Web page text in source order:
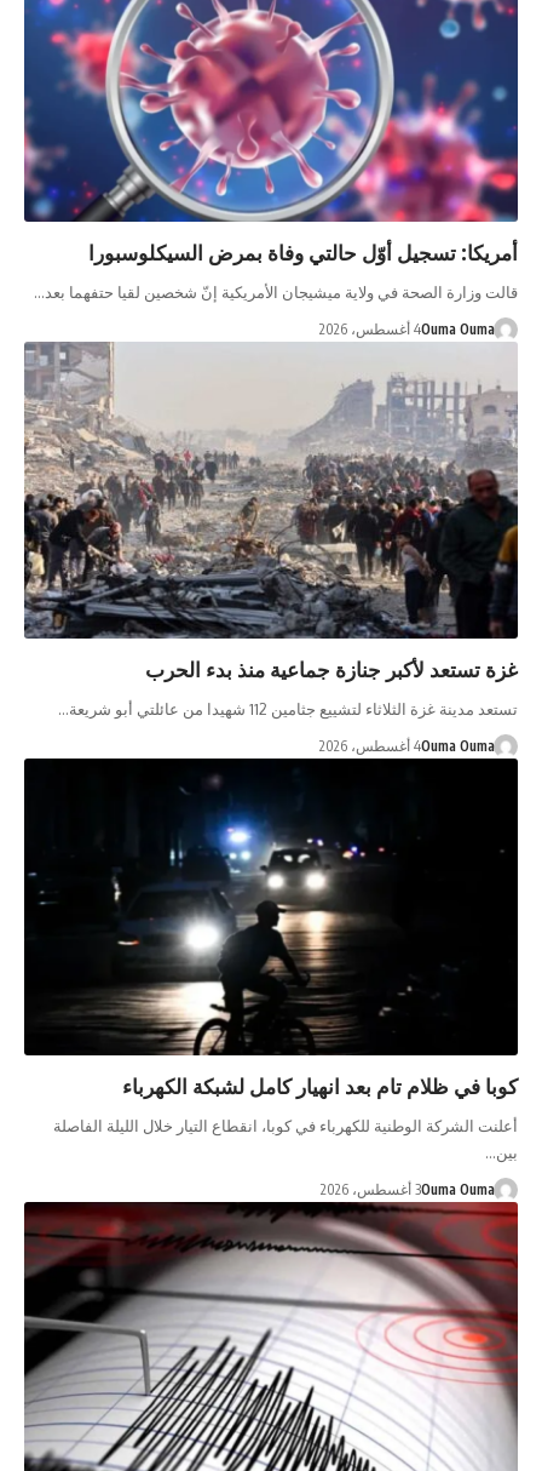
أمريكا: تسجيل أوّل حالتي وفاة بمرض السيكلوسبورا
قالت وزارة الصحة ​في ولاية ميشيجان الأمريكية إنّ ‌شخصين لقيا ‌حتفهما بعد…
Ouma Ouma4 أغسطس، 2026
غزة تستعد لأكبر جنازة جماعية منذ بدء الحرب
تستعد مدينة غزة الثلاثاء لتشييع جثامين 112 شهيدا من عائلتي أبو شريعة…
Ouma Ouma4 أغسطس، 2026
كوبا في ظلام تام بعد انهيار كامل لشبكة الكهرباء
أعلنت الشركة الوطنية للكهرباء في كوبا، انقطاع التيار خلال الليلة الفاصلة
بين…
Ouma Ouma3 أغسطس، 2026